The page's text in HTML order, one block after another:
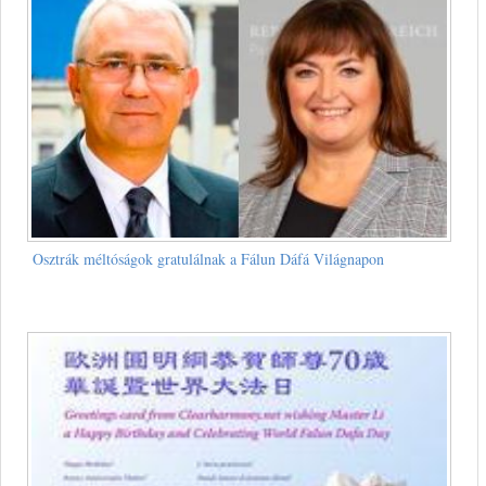
Osztrák méltóságok gratulálnak a Fálun Dáfá Világnapon